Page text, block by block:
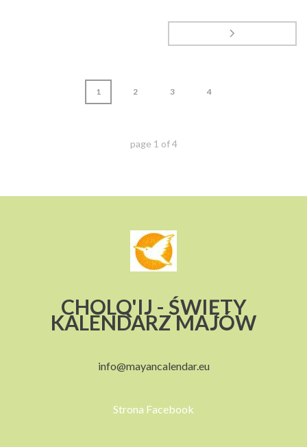
1 2 3 4
page 1 of4
CHOLQ'IJ - ŚWIĘTY
KALENDARZ MAJÓW
info@mayancalendar.eu
Strona Facebook